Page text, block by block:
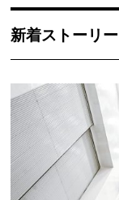
新着ストーリー